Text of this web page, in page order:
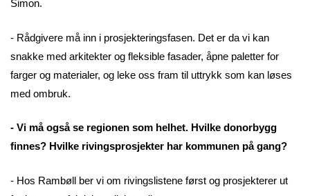
Simon.
- Rådgivere må inn i prosjekteringsfasen. Det er da vi kan
snakke med arkitekter og fleksible fasader, åpne paletter for
farger og materialer, og leke oss fram til uttrykk som kan løses
med ombruk.
- Vi må også se regionen som helhet. Hvilke donorbygg
finnes? Hvilke rivingsprosjekter har kommunen på gang?
- Hos Rambøll ber vi om rivingslistene først og prosjekterer ut